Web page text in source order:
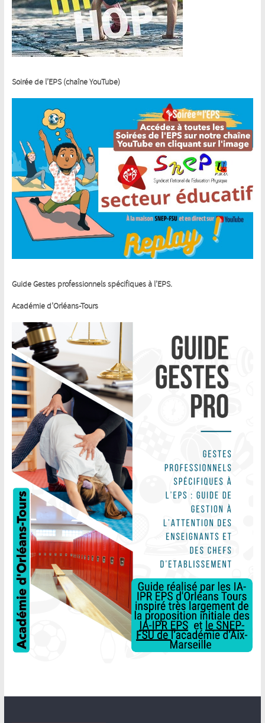
Soirée de l’EPS (chaîne YouTube)
Guide Gestes professionnels spécifiques à l’EPS.
Académie d’Orléans-Tours